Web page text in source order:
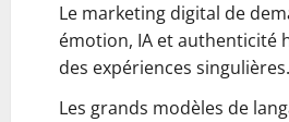
Le marketing digital de
émotion, IA et authenticité
des expériences singulières.
Les grands modèles de